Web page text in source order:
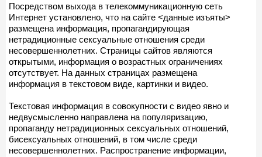
Посредством выхода в телекоммуникационную сеть
Интернет установлено, что на сайте <данные изъяты>
размещена информация, пропагандирующая
нетрадиционные сексуальные отношения среди
несовершеннолетних. Страницы сайтов являются
открытыми, информация о возрастных ограничениях
отсутствует. На данных страницах размещена
информация в текстовом виде, картинки и видео.
Текстовая информация в совокупности с видео явно и
недвусмысленно направлена на популяризацию,
пропаганду нетрадиционных сексуальных отношений,
бисексуальных отношений, в том числе среди
несовершеннолетних. Распространение информации,